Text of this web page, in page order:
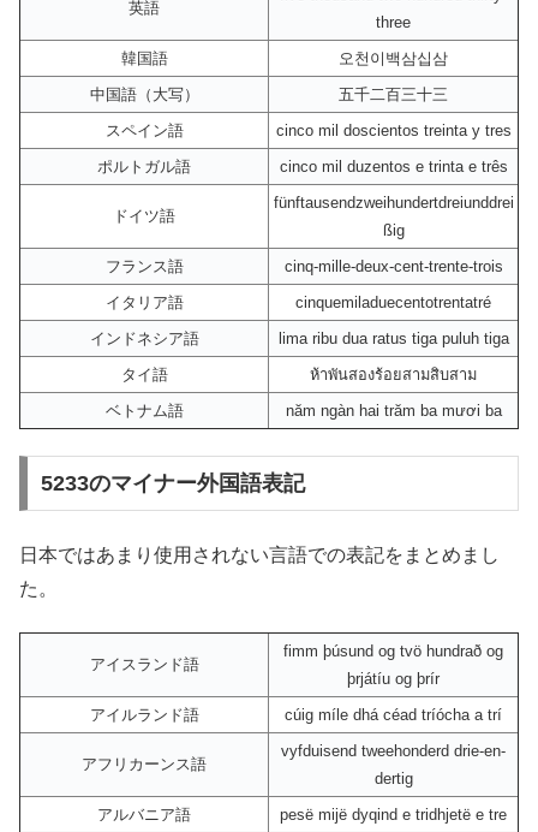
英語
three
韓国語
오천이백삼십삼
中国語（大写）
五千二百三十三
スペイン語
cinco mil doscientos treinta y tres
ポルトガル語
cinco mil duzentos e trinta e três
ドイツ語
fünftausendzweihundertdreiunddrei
ßig
フランス語
cinq-mille-deux-cent-trente-trois
イタリア語
cinquemiladuecentotrentatré
インドネシア語
lima ribu dua ratus tiga puluh tiga
タイ語
ห้าพันสองร้อยสามสิบสาม
ベトナム語
năm ngàn hai trăm ba mươi ba
5233のマイナー外国語表記
日本ではあまり使用されない言語での表記をまとめまし
た。
アイスランド語
fimm þúsund og tvö hundrað og
þrjátíu og þrír
アイルランド語
cúig míle dhá céad tríócha a trí
アフリカーンス語
vyfduisend tweehonderd drie-en-
dertig
アルバニア語
pesë mijë dyqind e tridhjetë e tre